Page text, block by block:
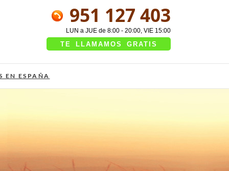
951 127 403
LUN a JUE de 8:00 - 20:00, VIE 15:00
TE LLAMAMOS GRATIS
EN ESPAÑA